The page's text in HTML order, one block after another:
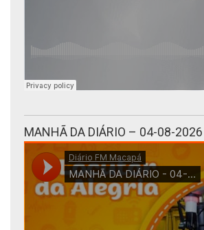
MANHÃ DA DIÁRIO – 04-08-2026